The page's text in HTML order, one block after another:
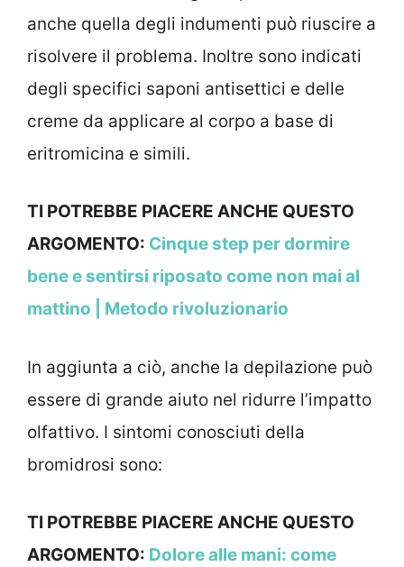
anche quella degli indumenti può riuscire a
risolvere il problema. Inoltre sono indicati
degli specifici saponi antisettici e delle
creme da applicare al corpo a base di
eritromicina e simili.
TI POTREBBE PIACERE ANCHE QUESTO
ARGOMENTO: Cinque step per dormire
bene e sentirsi riposato come non mai al
mattino | Metodo rivoluzionario
In aggiunta a ciò, anche la depilazione può
essere di grande aiuto nel ridurre l’impatto
olfattivo. I sintomi conosciuti della
bromidrosi sono:
TI POTREBBE PIACERE ANCHE QUESTO
ARGOMENTO: Dolore alle mani: come